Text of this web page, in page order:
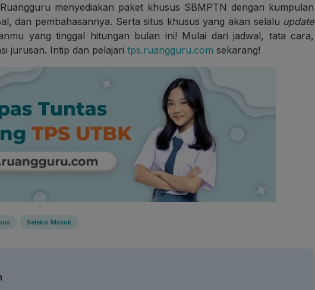
menyediakan paket khusus SBMPTN dengan kumpulan
dan pembahasannya. Serta situs khusus yang akan selalu update
yang tinggal hitungan bulan ini! Mulai dari jadwal, tata cara,
jurusan. Intip dan pelajari tps.ruangguru.com sekarang!
Seleksi Masuk